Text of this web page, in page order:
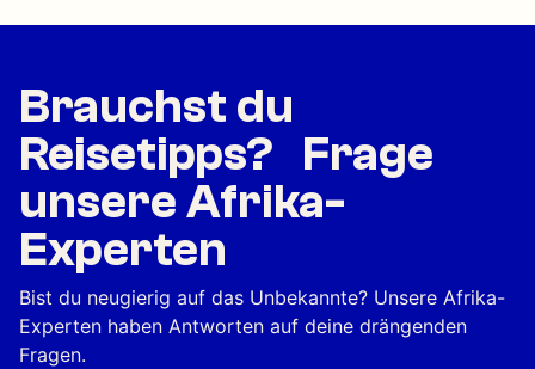
Brauchst du
Reisetipps? Frage
unsere Afrika-
Experten
Bist du neugierig auf das Unbekannte? Unsere Afrika-
Experten haben Antworten auf deine drängenden
Fragen.